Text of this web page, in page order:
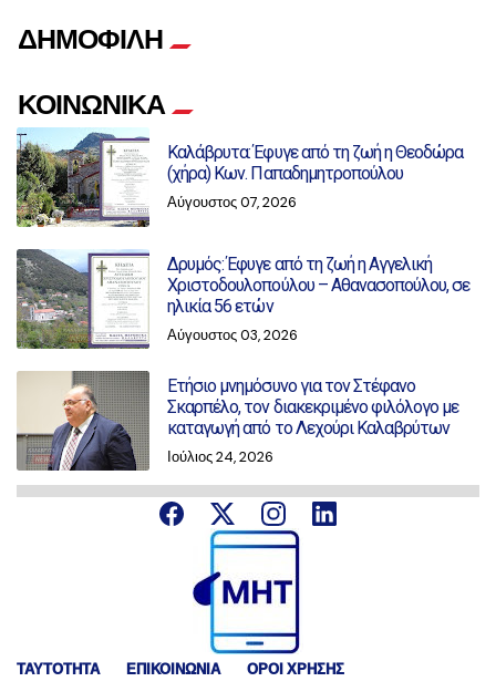
ΔΗΜΟΦΙΛΗ
ΚΟΙΝΩΝΙΚΑ
Καλάβρυτα: Έφυγε από τη ζωή η Θεοδώρα
(χήρα) Κων. Παπαδημητροπούλου
Αύγουστος 07, 2026
Δρυμός: Έφυγε από τη ζωή η Αγγελική
Χριστοδουλοπούλου – Αθανασοπούλου, σε
ηλικία 56 ετών
Αύγουστος 03, 2026
Ετήσιο μνημόσυνο για τον Στέφανο
Σκαρπέλο, τον διακεκριμένο φιλόλογο με
καταγωγή από το Λεχούρι Καλαβρύτων
Ιούλιος 24, 2026
ΤΑΥΤΟΤΗΤΑ ΕΠΙΚΟΙΝΩΝΙΑ
ΟΡΟΙ ΧΡΗΣΗΣ